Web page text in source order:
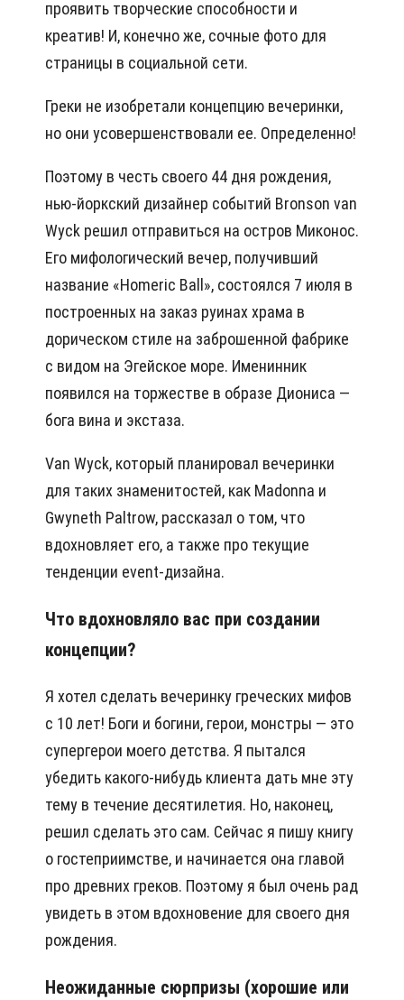
проявить творческие способности и
креатив! И, конечно же, сочные фото для
страницы в социальной сети.
Греки не изобретали концепцию вечеринки,
но они усовершенствовали ее. Определенно!
Поэтому в честь своего 44 дня рождения,
нью-йоркский дизайнер событий Bronson van
Wyck решил отправиться на остров Миконос.
Его мифологический вечер, получивший
название «Homeric Ball», состоялся 7 июля в
построенных на заказ руинах храма в
дорическом стиле на заброшенной фабрике
с видом на Эгейское море. Именинник
появился на торжестве в образе Диониса —
бога вина и экстаза.
Van Wyck, который планировал вечеринки
для таких знаменитостей, как Madonna и
Gwyneth Paltrow, рассказал о том, что
вдохновляет его, а также про текущие
тенденции event-дизайна.
Что вдохновляло вас при создании
концепции?
Я хотел сделать вечеринку греческих мифов
с 10 лет! Боги и богини, герои, монстры — это
супергерои моего детства. Я пытался
убедить какого-нибудь клиента дать мне эту
тему в течение десятилетия. Но, наконец,
решил сделать это сам. Сейчас я пишу книгу
о гостеприимстве, и начинается она главой
про древних греков. Поэтому я был очень рад
увидеть в этом вдохновение для своего дня
рождения.
Неожиданные сюрпризы (хорошие или